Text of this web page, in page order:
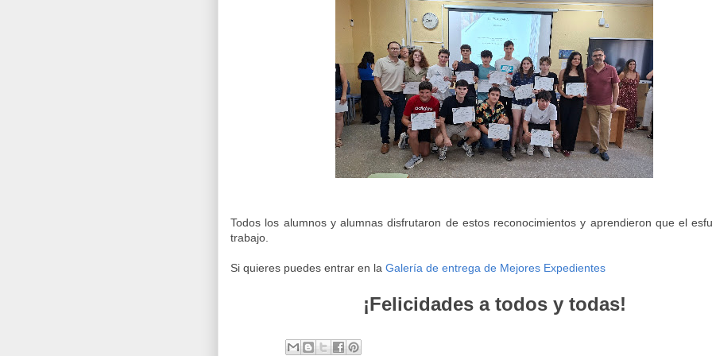
Todos los alumnos y alumnas disfrutaron de estos reconocimientos y aprendieron que el
trabajo.
Si quieres puedes entrar en la Galería de entrega de Mejores Expedientes
¡Felicidades a todos y todas!